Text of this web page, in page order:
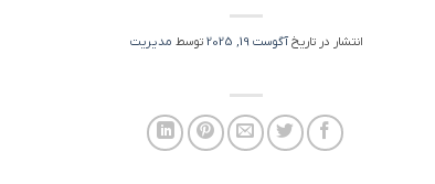
انتشار در تاریخآگوست 19, 2025 توسط مدیریت